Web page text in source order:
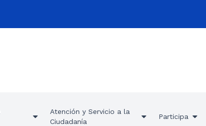
Atención y Servicio a la
Ciudadanía
Participa